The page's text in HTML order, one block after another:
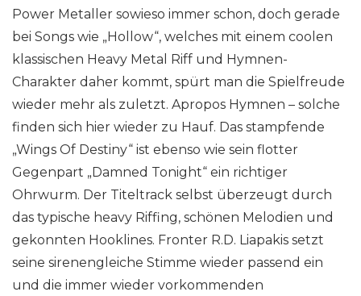
Power Metaller sowieso immer schon, doch gerade
bei Songs wie „Hollow“, welches mit einem coolen
klassischen Heavy Metal Riff und Hymnen-
Charakter daher kommt, spürt man die Spielfreude
wieder mehr als zuletzt. Apropos Hymnen – solche
finden sich hier wieder zu Hauf. Das stampfende
„Wings Of Destiny“ ist ebenso wie sein flotter
Gegenpart „Damned Tonight“ ein richtiger
Ohrwurm. Der Titeltrack selbst überzeugt durch
das typische heavy Riffing, schönen Melodien und
gekonnten Hooklines. Fronter R.D. Liapakis setzt
seine sirenengleiche Stimme wieder passend ein
und die immer wieder vorkommenden